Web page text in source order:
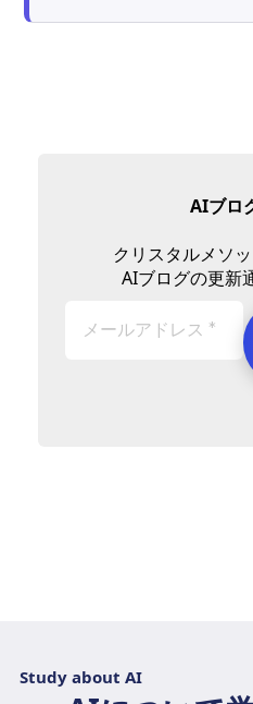
AIブロ
クリスタルメソ
AIブログの更新
Study about AI